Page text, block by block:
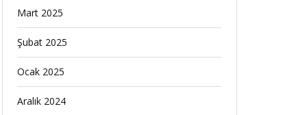
Mart 2025
Şubat 2025
Ocak 2025
Aralık 2024